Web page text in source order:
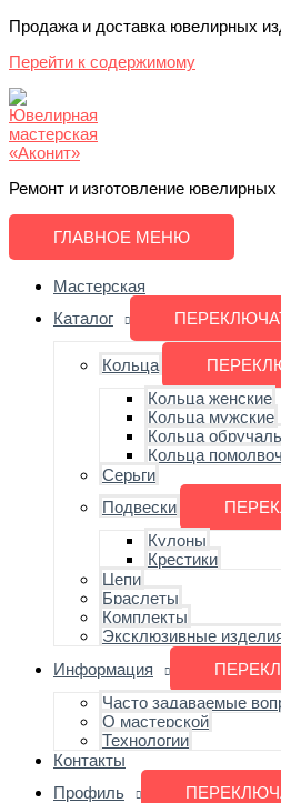
Продажа и доставка ювелирных
Перейти к содержимому
Ремонт и изготовление ювелирных
ГЛАВНОЕ МЕНЮ
Мастерская
Каталог
Кольца
Кольца женские
Кольца мужские
Кольца
Кольца
Серьги
Подвески
Кулоны
Крестики
Цепи
Браслеты
Комплекты
Эксклюзивные
Информация
Часто задаваемые
О мастерской
Технологии
Контакты
Профиль